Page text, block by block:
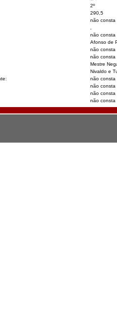
2º
290,5
não consta
não consta
Afonso de
não consta
não consta
Mestre
Nivaldo e
não consta
não consta
não consta
não consta